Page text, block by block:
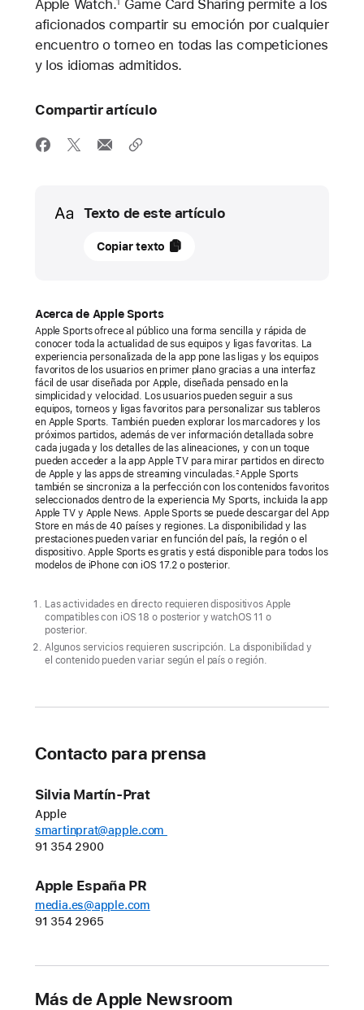
Apple Watch. Game Card Sharing permite a los
aficionados compartir su emoción por cualquier
encuentro o torneo en todas las competiciones
y los idiomas admitidos.
Compartir artículo
Texto de este artículo
2026
NOVEDAD
El
golf
llega
al
catálogo
de
Apple
Sports
A
p
l
S
p
t
,
app
para
el
que
proporciona
estadísticas
Copiar texto
Acerca de Apple Sports
Apple Sports ofrece al público una forma sencilla y rápida de
conocer toda la actualidad de sus equipos y ligas favoritas. La
experiencia personalizada de la app pone las ligas y los equipos
favoritos de los usuarios en primer plano gracias a una interfaz
fácil de usar diseñada por Apple, diseñada pensado en la
simplicidad y velocidad. Los usuarios pueden seguir a sus
equipos, torneos y ligas favoritos para personalizar sus tableros
en Apple Sports. También pueden explorar los marcadores y los
próximos partidos, además de ver información detallada sobre
cada jugada y los detalles de las alineaciones, y con un toque
pueden acceder a la app Apple TV para mirar partidos en directo
de Apple y las apps de streaming vinculadas. 2Apple Sports
también se sincroniza a la perfección con los contenidos favoritos
seleccionados dentro de la experiencia My Sports, incluida la app
Apple TV y Apple News. Apple Sports se puede descargar del App
Store en más de 40 países y regiones. La disponibilidad y las
prestaciones pueden variar en función del país, la región o el
dispositivo. Apple Sports es gratis y está disponible para todos los
modelos de iPhone con iOS 17.2 o posterior.
Las actividades en directo requieren dispositivos Apple
compatibles con iOS 18 o posterior y watchOS 11 o
posterior.
Algunos servicios requieren suscripción. La disponibilidad y
el contenido pueden variar según el país o región.
Contacto para prensa
Silvia Martín-Prat
Apple
smartinprat@apple.com
91 354 2900
Apple España PR
media.es@apple.com
91 354 2965
Más de Apple Newsroom